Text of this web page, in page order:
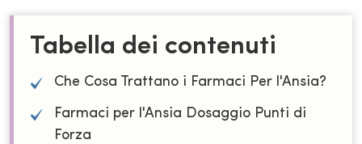
Tabella dei contenuti
Che Cosa Trattano i Farmaci Per l'Ansia?
Farmaci per l'Ansia Dosaggio Punti di
Forza